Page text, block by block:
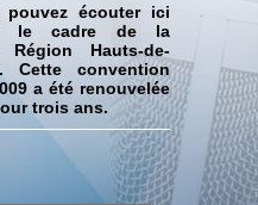
écouter ici
le cadre de la
Hauts-de-
Cette convention
a été renouvelée
trois ans.